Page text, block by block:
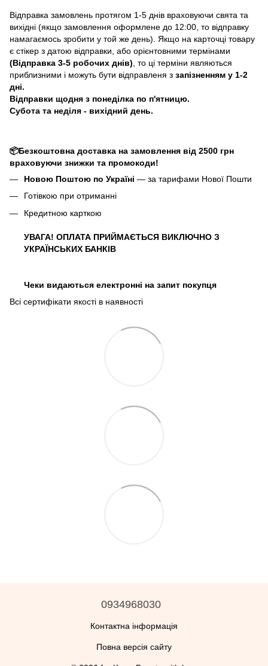
Відправка замовлень протягом 1-5 днів враховуючи свята та
вихідні (якщо замовлення оформлене до 12:00, то відправку
намагаємось зробити у той же день). Якщо на карточці товару
є стікер з датою відправки, або орієнтовними термінами
(Відправка 3-5 робочих днів) , то ці терміни являються
приблизними і можуть бути відправленя з запізненням у 1-2
дні.
Відправки щодня з понеділка по п'ятницю.
Субота та неділя - вихідний день.
📦Безкоштовна доставка на замовлення від 2500 грн
враховуючи знижки та промокоди!
Новою Поштою по Україні — за тарифами Нової Пошти
Готівкою при отриманні
Кредитною карткою
УВАГА! ОПЛАТА ПРИЙМАЄТЬСЯ ВИКЛЮЧНО З
УКРАЇНСЬКИХ БАНКІВ
Чеки видаються електронні на запит покупця
Всі сертифікати якості в наявності
0934968030
Контактна інформація
Повна версія сайту